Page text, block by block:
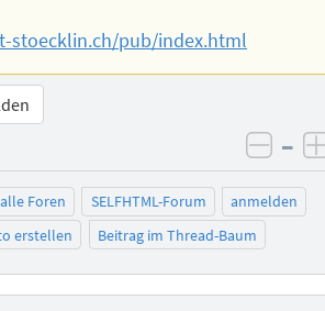
stoecklin.ch/pub/index.html
–
alle Foren SELFHTML-Forum
anmelden
erstellen
Beitrag im Thread-Baum